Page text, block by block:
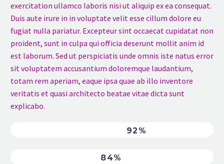
exercitation ullamco laboris nisi ut aliquip ex ea consequat.
Duis aute irure in in voluptate velit esse cillum dolore eu
fugiat nulla pariatur. Excepteur sint occaecat cupidatat non
proident, sunt in culpa qui officia deserunt mollit anim id
est laborum. Sed ut perspiciatis unde omnis iste natus error
sit voluptatem accusantium doloremque laudantium,
totam rem aperiam, eaque ipsa quae ab illo inventore
veritatis et quasi architecto beatae vitae dicta sunt
explicabo.
92%
84%